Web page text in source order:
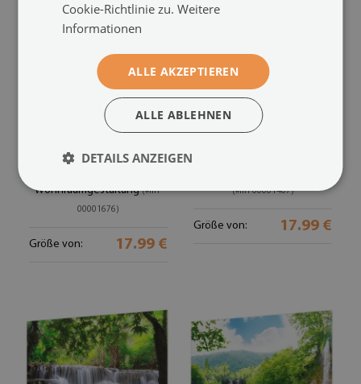
mit floralem Motiv zur
Wohnraumgestaltung(#ffn-
00001676)
Größe von: 17.99 €
(#ffn-00001407)
Größe von: 17.99 €
Cookie-Richtlinie zu.Weitere
Informationen
ALLE AKZEPTIEREN
ALLE ABLEHNEN
DETAILS ANZEIGEN